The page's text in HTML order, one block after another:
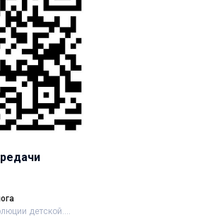
детской....